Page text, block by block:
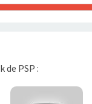
PSP :